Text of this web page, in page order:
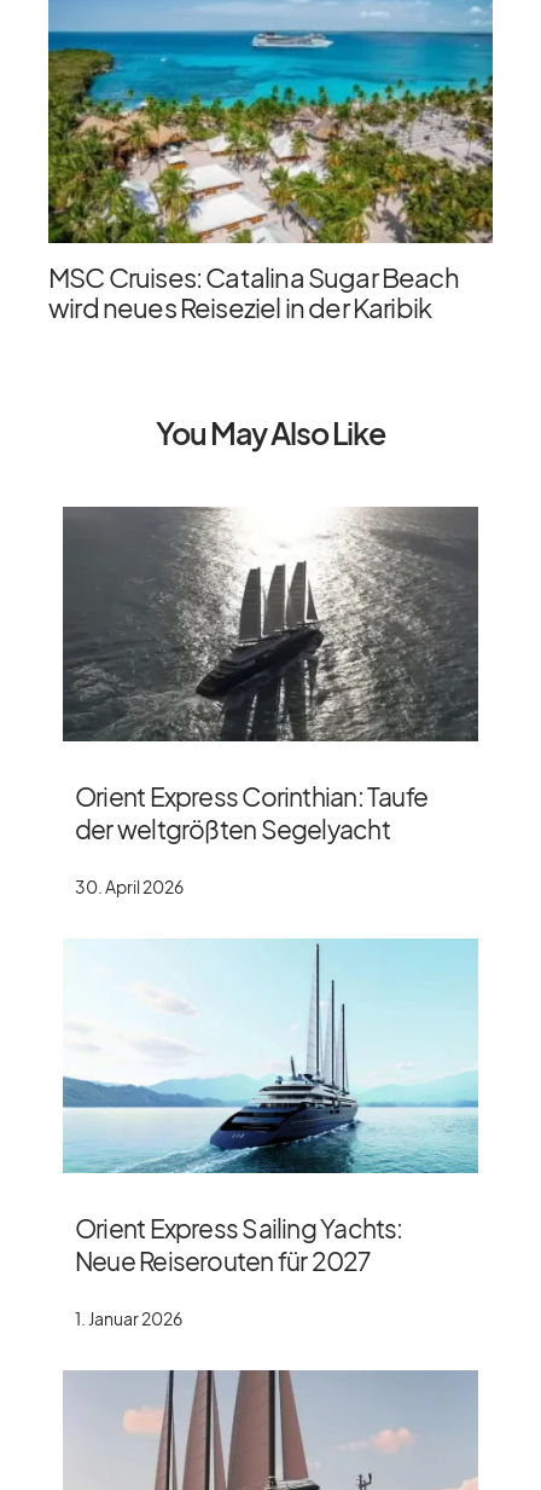
MSC Cruises: Catalina Sugar Beach
wird neues Reiseziel in der Karibik
You May Also Like
Orient Express Corinthian: Taufe
der weltgrößten Segelyacht
30. April 2026
Orient Express Sailing Yachts:
Neue Reiserouten für 2027
1. Januar 2026